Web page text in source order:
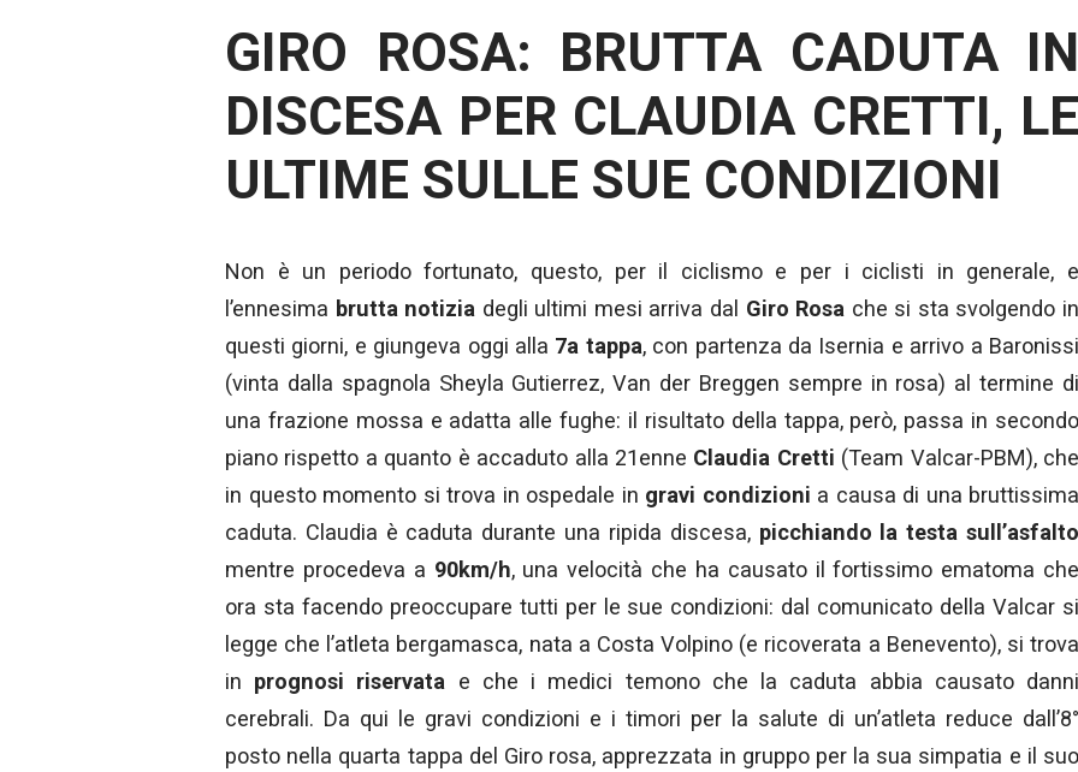
GIRO ROSA: BRUTTA CADUTA IN
DISCESA PER CLAUDIA CRETTI, LE
ULTIME SULLE SUE CONDIZIONI
Non è un periodo fortunato, questo, per il ciclismo e per i ciclisti in generale, e
l’ennesima brutta notizia degli ultimi mesi arriva dal Giro Rosa che si sta svolgendo
questi giorni, e giungeva oggi alla 7a tappa, con partenza da Isernia e arrivo a
(vinta dalla spagnola Sheyla Gutierrez, Van der Breggen sempre in rosa) al termine di
una frazione mossa e adatta alle fughe: il risultato della tappa, però, passa in secondo
piano rispetto a quanto è accaduto alla 21enne Claudia Cretti (Team Valcar-PBM),
in questo momento si trova in ospedale in gravi condizioni a causa di una bruttissima
caduta. Claudia è caduta durante una ripida discesa, picchiando la testa
mentre procedeva a 90km/h, una velocità che ha causato il fortissimo ematoma
ora sta facendo preoccupare tutti per le sue condizioni: dal comunicato della Valcar si
legge che l’atleta bergamasca, nata a Costa Volpino (e ricoverata a Benevento), si trova
in prognosi riservata e che i medici temono che la caduta abbia causato
cerebrali. Da qui le gravi condizioni e i timori per la salute di un’atleta reduce dall’8°
posto nella quarta tappa del Giro rosa, apprezzata in gruppo per la sua simpatia e il suo